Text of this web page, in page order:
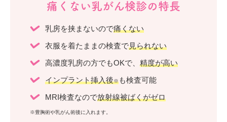
痛くない乳がん検診の特長
乳房を挟まないので痛くない
衣服を着たままの検査で見られない
高濃度乳房の方でもOKで、 精度が高い
インプラント挿入後※ も検査可能
MRI検査なので放射線被ばくがゼロ
※豊胸術や乳がん術後に入れます。